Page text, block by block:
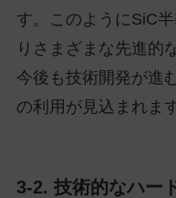
す。このようにSiC
りさまざまな先進的
今後も技術開発が進
の利用が見込まれます
3-2. 技術的なハー